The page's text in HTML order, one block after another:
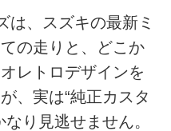
は、スズキの最新ミ
の走りと、どこか
レトロデザインを
、実は“純正カスタ
り見逃せません。